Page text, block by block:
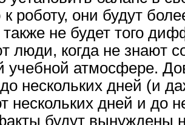
роботу, они будут
не будет того
люди, когда не знают
учебной атмосфере.
нескольких дней (и
нескольких дней и
будут вынуждены